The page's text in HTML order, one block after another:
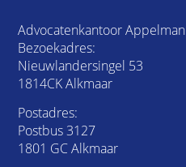
Advocatenkantoor Appelman
Bezoekadres:
Nieuwlandersingel 53
1814CK Alkmaar
Postadres:
Postbus 3127
1801 GC Alkmaar